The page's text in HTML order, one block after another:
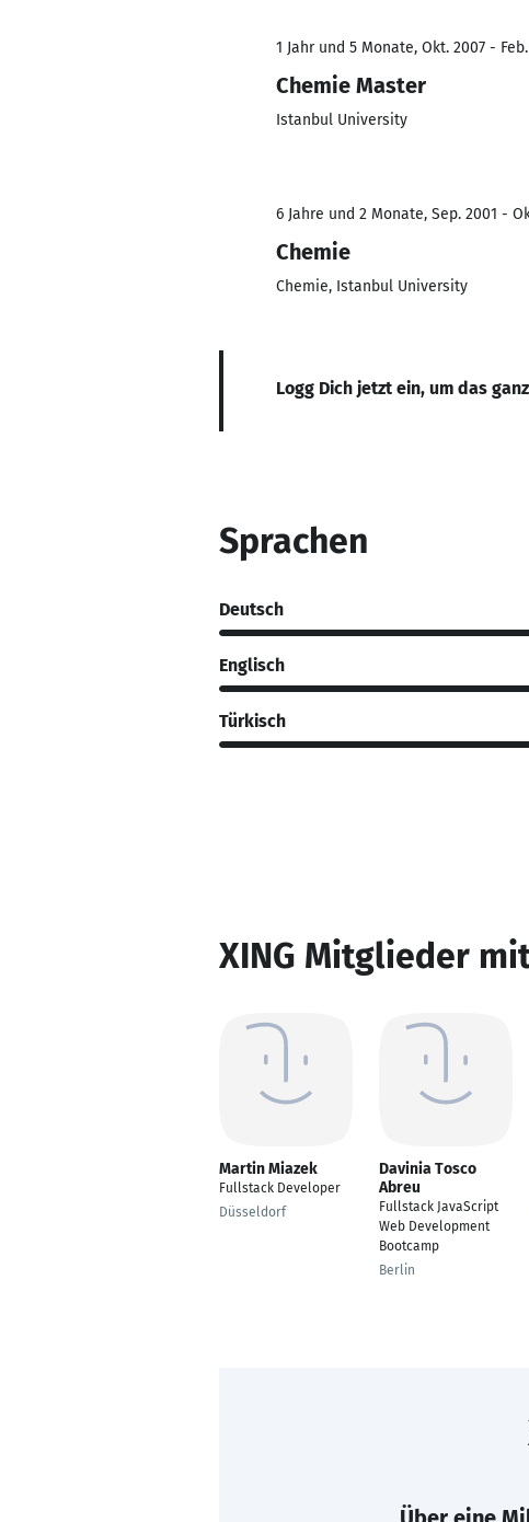
1 Jahr und 5 Monate, Okt. 2007 -
Chemie Master
Istanbul University
6 Jahre und 2 Monate, Sep. 2001 -
Chemie
Chemie, Istanbul University
Logg Dich jetzt ein, um das
Sprachen
Deutsch
Englisch
Türkisch
XING Mitglieder
Martin Miazek
Fullstack Developer
Düsseldorf
Davinia Tosco
Abreu
Fullstack JavaScript
Web Development
Bootcamp
Berlin